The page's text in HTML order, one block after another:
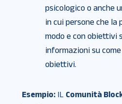
psicologico o anche
in cui persone che la
modo e con obiettivi
informazioni su
obiettivi.
Esempio:IL Comunità